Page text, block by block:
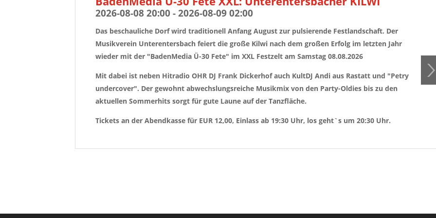
2026-08-08 20:00 - 2026-08-09 02:00
Das beschauliche Dorf wird traditionell Anfang August zur pulsierende Festlandschaft. Der
Musikverein Unterentersbach feiert die große Kilwi nach dem großen Erfolg im letzten Jahr
wieder mit der "BadenMedia Ü-30 Fete" im XXL Festzelt am Samstag 08.08.2026
Mit dabei ist neben Hitradio OHR DJ Frank Dickerhof auch KultDJ Andi aus Rastatt und "Petry
undercover". Der gewohnt abwechslungsreiche Musikmix von den Party-Oldies bis zu den
aktuellen Sommerhits sorgt für gute Laune auf der Tanzfläche.
Tickets an der Abendkasse für EUR 12,00, Einlass ab 19:30 Uhr, los geht`s um 20:30 Uhr.